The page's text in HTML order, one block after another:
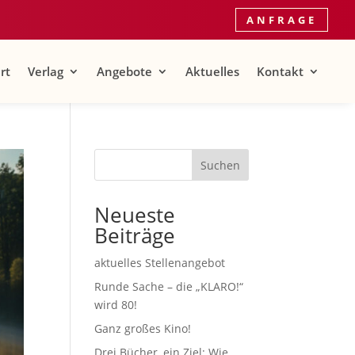
ANFRAGE
Verlag Angebote Aktuelles Kontakt
Suchen
Neueste
Beiträge
aktuelles Stellenangebot
Runde Sache – die „KLARO!“
wird 80!
Ganz großes Kino!